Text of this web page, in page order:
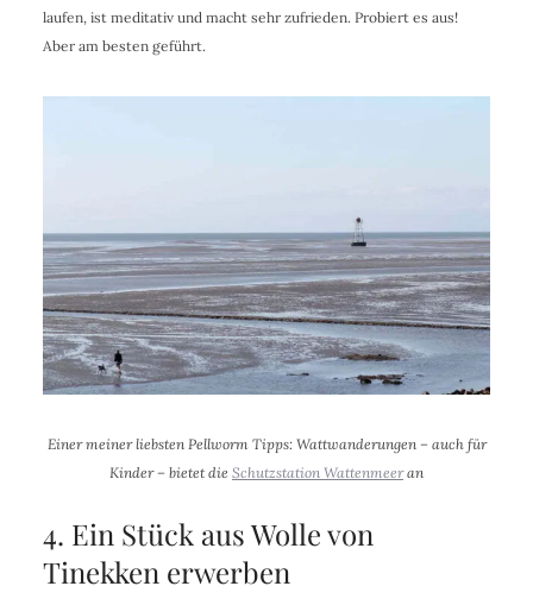
laufen, ist meditativ und macht sehr zufrieden. Probiert es aus!
Aber am besten geführt.
Einer meiner liebsten Pellworm Tipps: Wattwanderungen – auch für
Kinder – bietet die Schutzstation Wattenmeeran
4. Ein Stück aus Wolle von
Tinekken erwerben